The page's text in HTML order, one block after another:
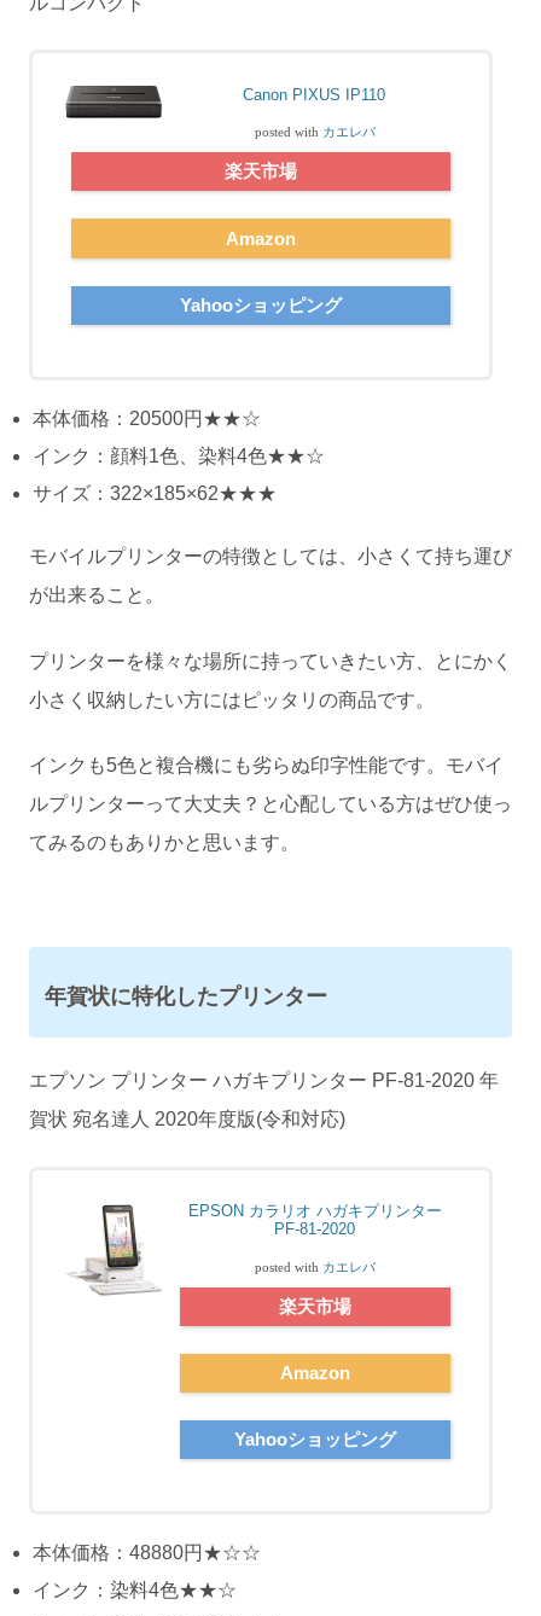
Canon PIXUS IP110
posted with カエレバ
楽天市場
Amazon
Yahooショッピング
本体価格：20500円★★☆
インク：顔料1色、染料4色★★☆
サイズ：322×185×62★★★
モバイルプリンターの特徴としては、小さくて持ち運び
が出来ること。
プリンターを様々な場所に持っていきたい方、とにかく
小さく収納したい方にはピッタリの商品です。
インクも5色と複合機にも劣らぬ印字性能です。モバイ
ルプリンターって大丈夫？と心配している方はぜひ使っ
てみるのもありかと思います。
年賀状に特化したプリンター
エプソン プリンター ハガキプリンター PF-81-2020 年
賀状 宛名達人 2020年度版(令和対応)
EPSON カラリオ ハガキプリンター
PF-81-2020
posted with カエレバ
楽天市場
Amazon
Yahooショッピング
本体価格：48880円★☆☆
インク：染料4色★★☆